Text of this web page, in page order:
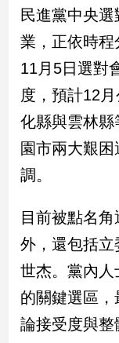
娛
樂
娛
星
聞
流
行/
尚
追
生
民進黨中央
業，正依時程
11月5日選對
度，預計12
化縣與雲林
園市兩大艱
調。
目前被點名
外，還包括
世杰。黨內
的關鍵選區
論接受度與整